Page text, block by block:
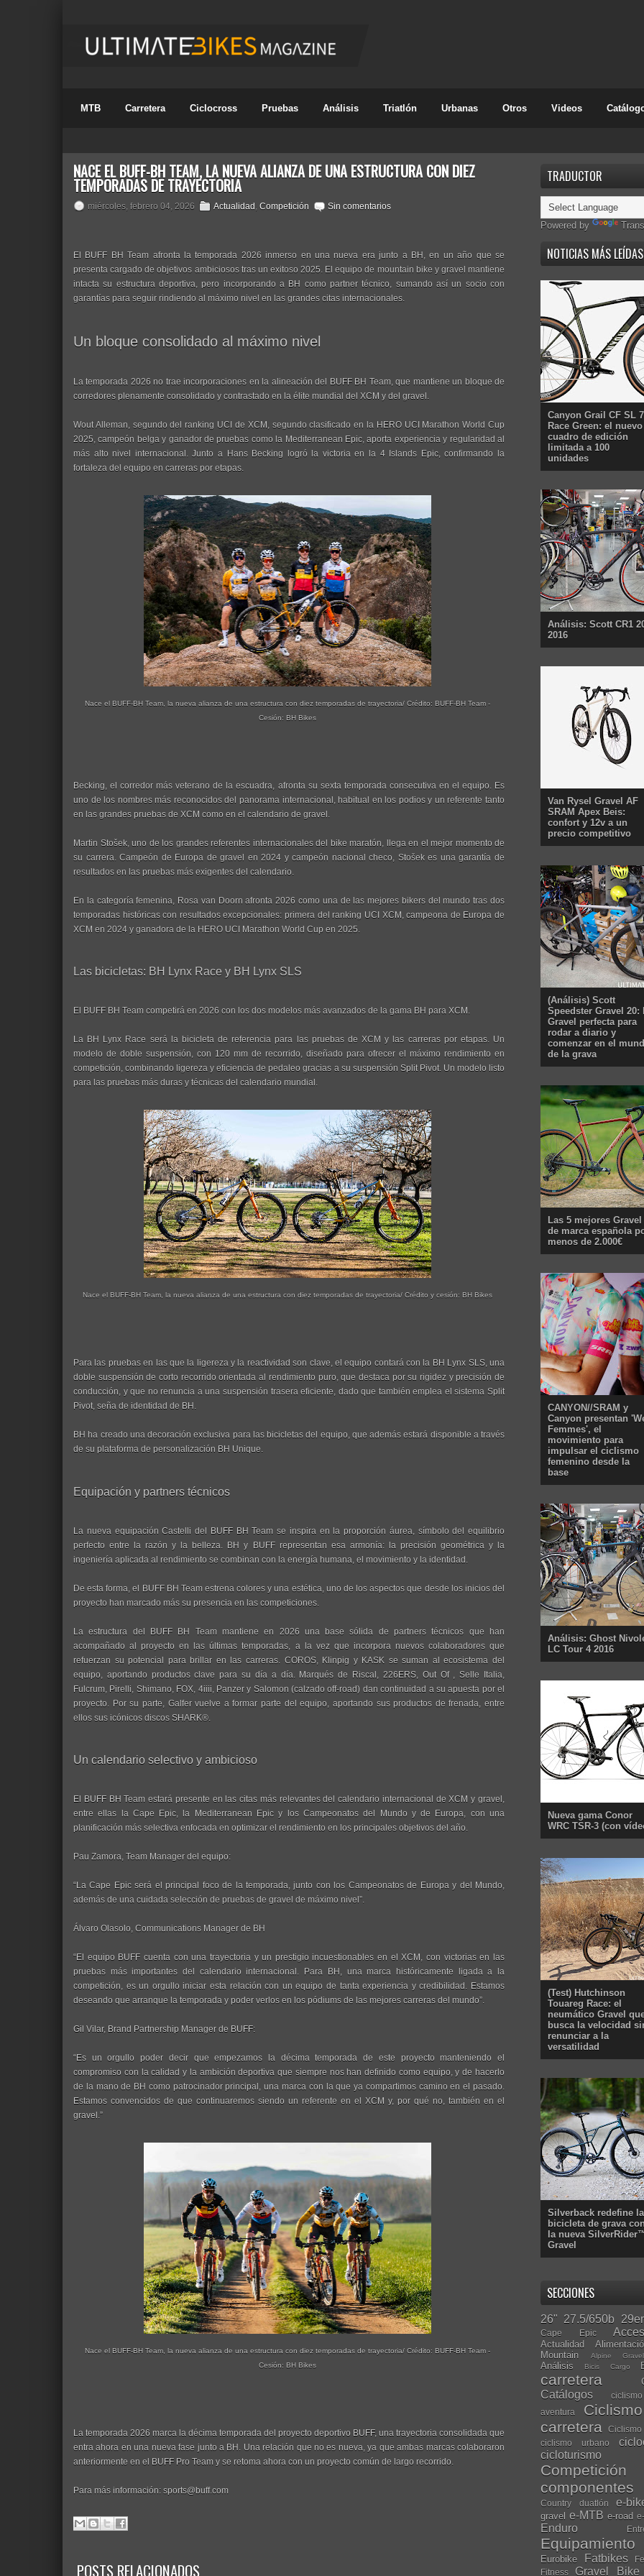
MTB Carretera Ciclocross Pruebas Análisis Triatlón Urbanas Otros Videos
NACE EL BUFF-BH TEAM, LA NUEVA ALIANZA DE UNA ESTRUCTURA CON DIEZ
TEMPORADAS DE TRAYECTORIA
miércoles, febrero 04, 2026 Actualidad , Competición Sin comentarios
El BUFF BH Team afronta la temporada 2026 inmerso en una nueva era junto a BH, en un año que se
presenta cargado de objetivos ambiciosos tras un exitoso 2025. El equipo de mountain bike y gravel mantiene
intacta su estructura deportiva, pero incorporando a BH como partner técnico, sumando así un socio con
garantías para seguir rindiendo al máximo nivel en las grandes citas internacionales.
Un bloque consolidado al máximo nivel
La temporada 2026 no trae incorporaciones en la alineación del BUFF BH Team, que mantiene un bloque de
corredores plenamente consolidado y contrastado en la élite mundial del XCM y del gravel.
Wout Alleman, segundo del ranking UCI de XCM, segundo clasificado en la HERO UCI Marathon World Cup
2025, campeón belga y ganador de pruebas como la Mediterranean Epic, aporta experiencia y regularidad al
más alto nivel internacional. Junto a Hans Becking logró la victoria en la 4 Islands Epic, confirmando la
fortaleza del equipo en carreras por etapas.
Nace el BUFF-BH Team, la nueva alianza de una estructura con diez temporadas de trayectoria/ Crédito: BUFF-BH Team -
Cesión: BH Bikes
Becking, el corredor más veterano de la escuadra, afronta su sexta temporada consecutiva en el equipo. Es
uno de los nombres más reconocidos del panorama internacional, habitual en los podios y un referente tanto
en las grandes pruebas de XCM como en el calendario de gravel.
Martin Stošek, uno de los grandes referentes internacionales del bike maratón, llega en el mejor momento de
su carrera. Campeón de Europa de gravel en 2024 y campeón nacional checo, Stošek es una garantía de
resultados en las pruebas más exigentes del calendario.
En la categoría femenina, Rosa van Doorn afronta 2026 como una de las mejores bikers del mundo tras dos
temporadas históricas con resultados excepcionales: primera del ranking UCI XCM, campeona de Europa de
XCM en 2024 y ganadora de la HERO UCI Marathon World Cup en 2025.
Las bicicletas: BH Lynx Race y BH Lynx SLS
El BUFF BH Team competirá en 2026 con los dos modelos más avanzados de la gama BH para XCM.
La BH Lynx Race será la bicicleta de referencia para las pruebas de XCM y las carreras por etapas. Un
modelo de doble suspensión, con 120 mm de recorrido, diseñado para ofrecer el máximo rendimiento en
competición, combinando ligereza y eficiencia de pedaleo gracias a su suspensión Split Pivot. Un modelo listo
para las pruebas más duras y técnicas del calendario mundial.
Nace el BUFF-BH Team, la nueva alianza de una estructura con diez temporadas de trayectoria/ Crédito y cesión: BH Bikes
Para las pruebas en las que la ligereza y la reactividad son clave, el equipo contará con la BH Lynx SLS, una
doble suspensión de corto recorrido orientada al rendimiento puro, que destaca por su rigidez y precisión de
conducción, y que no renuncia a una suspensión trasera eficiente, dado que también emplea el sistema Split
Pivot, seña de identidad de BH.
BH ha creado una decoración exclusiva para las bicicletas del equipo, que además estará disponible a través
de su plataforma de personalización BH Unique.
Equipación y partners técnicos
La nueva equipación Castelli del BUFF BH Team se inspira en la proporción áurea, símbolo del equilibrio
perfecto entre la razón y la belleza. BH y BUFF representan esa armonía: la precisión geométrica y la
ingeniería aplicada al rendimiento se combinan con la energía humana, el movimiento y la identidad.
De esta forma, el BUFF BH Team estrena colores y una estética, uno de los aspectos que desde los inicios del
proyecto han marcado más su presencia en las competiciones.
La estructura del BUFF BH Team mantiene en 2026 una base sólida de partners técnicos que han
acompañado al proyecto en las últimas temporadas, a la vez que incorpora nuevos colaboradores que
refuerzan su potencial para brillar en las carreras. COROS, Klinpig y KASK se suman al ecosistema del
equipo, aportando productos clave para su día a día. Marqués de Riscal, 226ERS, Out Of , Selle Italia,
Fulcrum, Pirelli, Shimano, FOX, 4iiii, Panzer y Salomon (calzado off-road) dan continuidad a su apuesta por el
proyecto. Por su parte, Galfer vuelve a formar parte del equipo, aportando sus productos de frenada, entre
ellos sus icónicos discos SHARK®.
Un calendario selectivo y ambicioso
El BUFF BH Team estará presente en las citas más relevantes del calendario internacional de XCM y gravel,
entre ellas la Cape Epic, la Mediterranean Epic y los Campeonatos del Mundo y de Europa, con una
planificación más selectiva enfocada en optimizar el rendimiento en los principales objetivos del año.
Pau Zamora, Team Manager del equipo:
“La Cape Epic será el principal foco de la temporada, junto con los Campeonatos de Europa y del Mundo,
además de una cuidada selección de pruebas de gravel de máximo nivel”.
Álvaro Olasolo, Communications Manager de BH
“El equipo BUFF cuenta con una trayectoria y un prestigio incuestionables en el XCM, con victorias en las
pruebas más importantes del calendario internacional. Para BH, una marca históricamente ligada a la
competición, es un orgullo iniciar esta relación con un equipo de tanta experiencia y credibilidad. Estamos
deseando que arranque la temporada y poder verlos en los pódiums de las mejores carreras del mundo”.
Gil Vilar, Brand Partnership Manager de BUFF:
“Es un orgullo poder decir que empezamos la décima temporada de este proyecto manteniendo el
compromiso con la calidad y la ambición deportiva que siempre nos han definido como equipo, y de hacerlo
de la mano de BH como patrocinador principal, una marca con la que ya compartimos camino en el pasado.
Estamos convencidos de que continuaremos siendo un referente en el XCM y, por qué no, también en el
gravel.”
Nace el BUFF-BH Team, la nueva alianza de una estructura con diez temporadas de trayectoria/ Crédito: BUFF-BH Team -
Cesión: BH Bikes
La temporada 2026 marca la décima temporada del proyecto deportivo BUFF, una trayectoria consolidada que
entra ahora en una nueva fase junto a BH. Una relación que no es nueva, ya que ambas marcas colaboraron
anteriormente en el BUFF Pro Team y se retoma ahora con un proyecto común de largo recorrido.
Para más información: sports@buff.com
POSTS RELACIONADOS
TRADUCTOR
Powered by
NOTICIAS MÁS LEÍDAS
Canyon Grail CF SL 7
Race Green: el nuevo
cuadro de edición
limitada a 100
unidades
Análisis: Scott CR1
2016
Van Rysel Gravel AF
SRAM Apex Beis:
confort y 12v a un
precio competitivo
(Análisis) Scott
Speedster Gravel 20:
Gravel perfecta para
rodar a diario y
comenzar en el
de la grava
Las 5 mejores Gravel
de marca española
menos de 2.000€
CANYON//SRAM y
Canyon presentan
Femmes', el
movimiento para
impulsar el ciclismo
femenino desde la
base
Análisis: Ghost
LC Tour 4 2016
Nueva gama Conor
WRC TSR-3 (con
(Test) Hutchinson
Touareg Race: el
neumático Gravel
busca la velocidad
renunciar a la
versatilidad
Silverback redefine la
bicicleta de grava
la nueva
Gravel
SECCIONES
26" 27.5/650b 29er
Cape Epic
Actualidad
Mountain
Alpine
Análisis Bicis Cargo
carretera
Catálogos
aventura
carretera
Ciclismo
ciclismo urbano
cicloturismo
Competición
componentes
Country duatlón e-
gravel e-MTB e-road
Enduro
Equipamiento
Eurobike Fatbikes
Fitness
Gravel Bike